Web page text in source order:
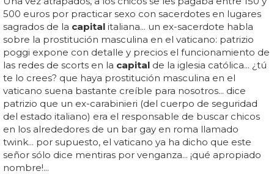
500 euros por practicar sexo con sacerdotes en lugares
sagrados de la capital italiana... un ex-sacerdote habla
sobre la prostitución masculina en el vaticano: patrizio
poggi expone con detalle y precios el funcionamiento de
las redes de scorts en la capital de la iglesia católica... ¿tú
te lo crees? que haya prostitución masculina en el
vaticano suena bastante creíble para nosotros... dice
patrizio que un ex-carabinieri (del cuerpo de seguridad
del estado italiano) era el responsable de buscar chicos
en los alrededores de un bar gay en roma llamado
twink... por supuesto, el vaticano ya ha dicho que este
señor sólo dice mentiras por venganza... ¡qué apropiado
nombre!...